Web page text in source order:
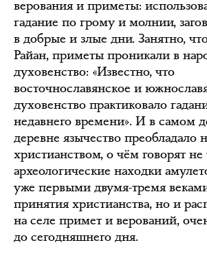
верования и приметы:
гадание по грому и молнии,
в добрые и злые дни. Занятно,
Райан, приметы проникали в
духовенство: «Известно, что
восточнославянское и
духовенство практиковало
недавнего времени». И в самом
деревне язычество преобладало
христианством, о чём говорят не
археологические находки
уже первыми двумя-тремя
принятия христианства, но и
на селе примет и верований,
до сегодняшнего дня.